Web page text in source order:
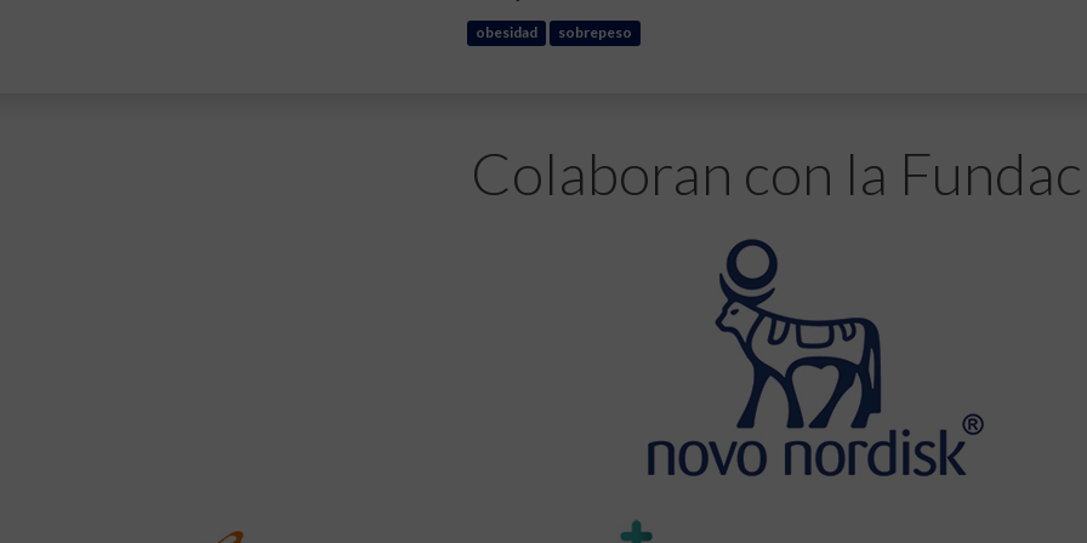
obesidad sobrepeso
Colaboran con la